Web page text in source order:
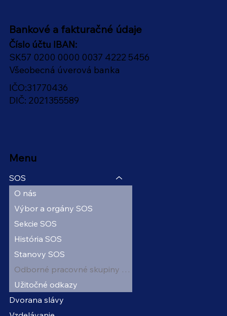
Bankové a fakturačné údaje
Číslo účtu IBAN:
SK57 0200 0000 0037 4222 5456
Všeobecná úverová banka
IČO:31770436
DIČ: 2021355589
Menu
SOS
O nás
Výbor a orgány SOS
Sekcie SOS
História SOS
Stanovy SOS
Odborné pracovné skupiny MZ
Užitočné odkazy
Dvorana slávy